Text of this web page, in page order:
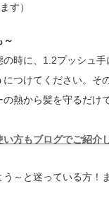
す）
～
時に、1.2プッシュ
につけてください。そ
熱から髪を守るだけ
方もブログでご紹介
～と迷っている方！